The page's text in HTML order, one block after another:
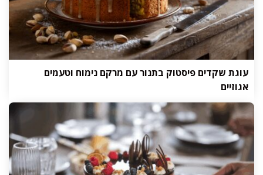
עוגת שקדים פיסטוק בתנור עם מרקם נימוח וטעמים
אגוזיים